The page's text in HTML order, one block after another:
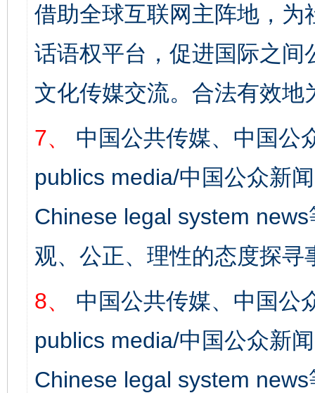
借助全球互联网主阵地，
话语权平台，促进国际之
文化传媒交流。合法有效地
7、
中国公共传媒、中国公
publics media/中国公众新
Chinese legal system
观、公正、理性的态度探寻
8、
中国公共传媒、中国公
publics media/中国公众新
Chinese legal system